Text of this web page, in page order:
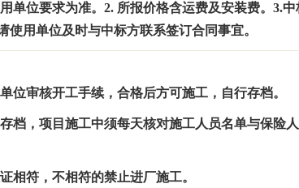
单位要求为准。 2. 所报价格含运费及安装费。 3.中
使用单位及时与中标方联系签订合同事宜。
位审核开工手续，合格后方可施工，自行存档。
档，项目施工中须每天核对施工人员名单与保险
相符，不相符的禁止进厂施工。